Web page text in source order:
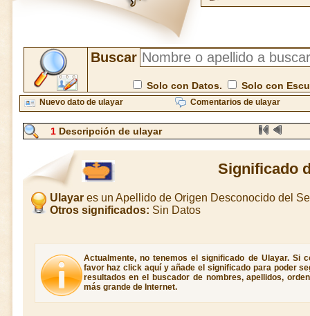
Buscar
Solo con Datos. Solo con
Nuevo dato de ulayar Comentarios de ulayar
1 Descripción de ulayar
Significado
Ulayares un Apellido de Origen Desconocido del
Otros significados: Sin Datos
Actualmente, no tenemos el significado de Ulayar. Si
favor haz click aquí y añade el significado para poder
resultados en el buscador de nombres, apellidos,
más grande de Internet.